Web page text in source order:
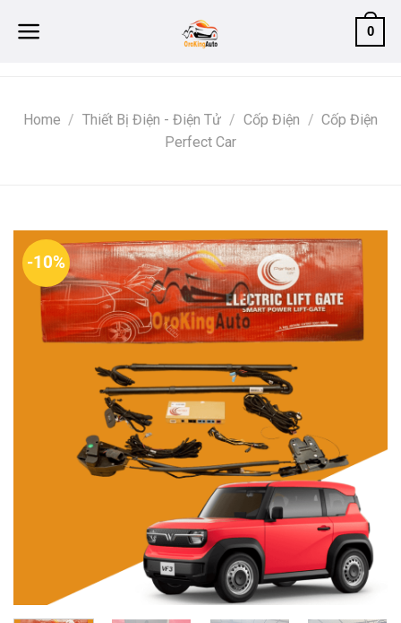
0
Home / Thiết Bị Điện - Điện Tử / Cốp Điện / Cốp Điện
Perfect Car
-10%